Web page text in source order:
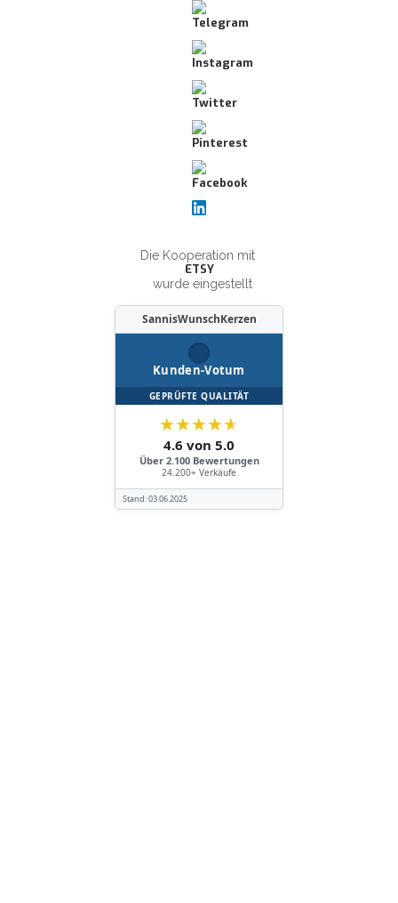
Die Kooperation mit
ETSY
wurde eingestellt
SannisWunschKerzen
Kunden-Votum
GEPRÜFTE QUALITÄT
★★★★★
4.6 von 5.0
Über 2.100 Bewertungen
24.200+ Verkäufe
Stand:03.06.2025